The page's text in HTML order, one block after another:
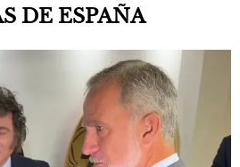
DE ESPAÑA